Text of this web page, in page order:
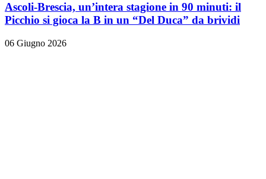
Ascoli-Brescia, un’intera stagione in 90 minuti: il
Picchio si gioca la B in un “Del Duca” da brividi
06 Giugno 2026